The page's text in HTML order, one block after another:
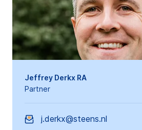
Jeffrey Derkx RA
Partner
j.derkx@steens.nl